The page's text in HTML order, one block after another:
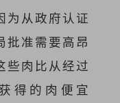
为从政府认证
批准需要高昂
些肉比从经过
得的肉便宜